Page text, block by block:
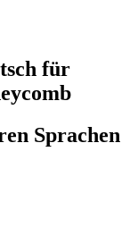
für
Sprachen